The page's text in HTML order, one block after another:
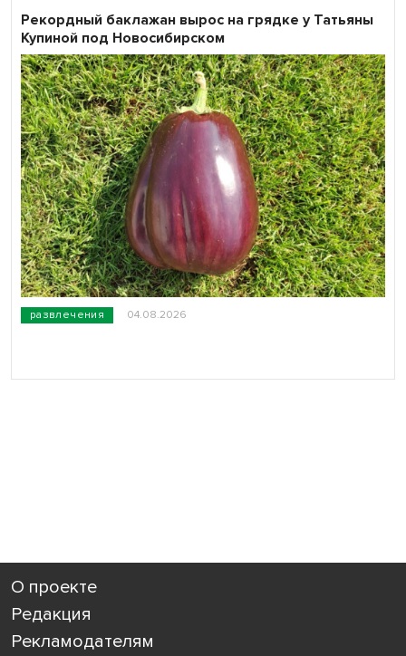
развлечения 04.08.2026
Рекордный баклажан вырос на грядке у Татьяны
Купиной под Новосибирском
О проекте
Редакция
Рекламодателям